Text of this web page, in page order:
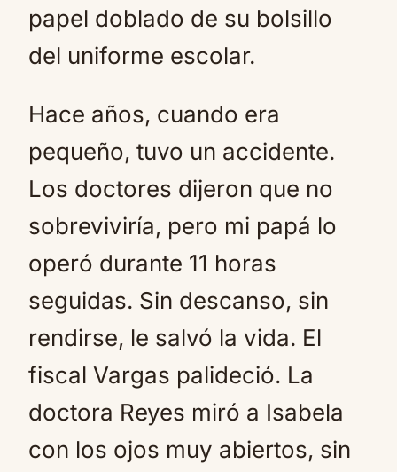
papel doblado de su bolsillo
del uniforme escolar.
Hace años, cuando era
pequeño, tuvo un accidente.
Los doctores dijeron que no
sobreviviría, pero mi papá lo
operó durante 11 horas
seguidas. Sin descanso, sin
rendirse, le salvó la vida. El
fiscal Vargas palideció. La
doctora Reyes miró a Isabela
con los ojos muy abiertos, sin